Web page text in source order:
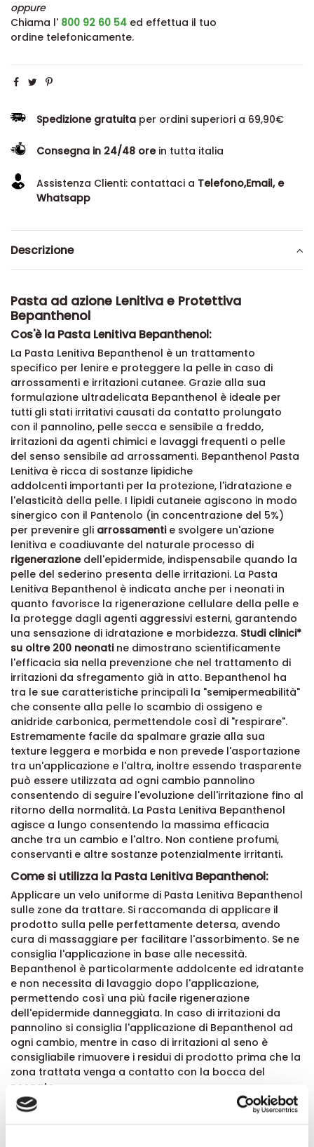
oppure
Chiama l' 800 92 60 54 ed effettua il tuo
ordine telefonicamente.
Spedizione gratuita per ordini superiori a 69,90€
Consegna in 24/48 orein tutta italia
Assistenza Clienti: contattaci a Telefono,Email, e
Whatsapp
Descrizione
Pasta ad azione Lenitiva e Protettiva
Bepanthenol
Cos'è la Pasta Lenitiva Bepanthenol:
La Pasta Lenitiva Bepanthenol è un trattamento
specifico per lenire e proteggere la pelle in caso di
arrossamenti e irritazioni cutanee. Grazie alla sua
formulazione ultradelicata Bepanthenol è ideale per
tutti gli stati irritativi causati da contatto prolungato
con il pannolino, pelle secca e sensibile a freddo,
irritazioni da agenti chimici e lavaggi frequenti o pelle
del senso sensibile ad arrossamenti. Bepanthenol Pasta
Lenitiva è ricca di sostanze lipidiche
addolcenti importanti per la protezione, l'idratazione e
l'elasticità della pelle. I lipidi cutaneie agiscono in modo
sinergico con il Pantenolo (in concentrazione del 5%)
per prevenire gli arrossamentie svolgere un'azione
lenitiva e coadiuvante del naturale processo di
rigenerazionedell'epidermide, indispensabile quando la
pelle del sederino presenta delle irritazioni. La Pasta
Lenitiva Bepanthenol è indicata anche per i neonati in
quanto favorisce la rigenerazione cellulare della pelle e
la protegge dagli agenti aggressivi esterni, garantendo
una sensazione di idratazione e morbidezza. Studi clinici*
su oltre 200 neonatine dimostrano scientificamente
l'efficacia sia nella prevenzione che nel trattamento di
irritazioni da sfregamento già in atto. Bepanthenol ha
tra le sue caratteristiche principali la "semipermeabilità"
che consente alla pelle lo scambio di ossigeno e
anidride carbonica, permettendole così di "respirare".
Estremamente facile da spalmare grazie alla sua
texture leggera e morbida e non prevede l'asportazione
tra un'applicazione e l'altra, inoltre essendo trasparente
può essere utilizzata ad ogni cambio pannolino
consentendo di seguire l'evoluzione dell'irritazione fino al
ritorno della normalità. La Pasta Lenitiva Bepanthenol
agisce a lungo consentendo la massima efficacia
anche tra un cambio e l'altro. Non contiene profumi,
conservanti e altre sostanze potenzialmente irritanti.
Come si utilizza la Pasta Lenitiva Bepanthenol:
Applicare un velo uniforme di Pasta Lenitiva Bepanthenol
sulle zone da trattare. Si raccomanda di applicare il
prodotto sulla pelle perfettamente detersa, avendo
cura di massaggiare per facilitare l'assorbimento. Se ne
consiglia l'applicazione in base alle necessità.
Bepanthenol è particolarmente addolcente ed idratante
e non necessita di lavaggio dopo l'applicazione,
permettendo così una più facile rigenerazione
dell'epidermide danneggiata. In caso di irritazioni da
pannolino si consiglia l'applicazione di Bepanthenol ad
ogni cambio, mentre in caso di irritazioni al seno è
consigliabile rimuovere i residui di prodotto prima che la
zona trattata venga a contatto con la bocca del
neonato.
Cosa contiene Bepanthenol:
aqua; lanolin; paraffinum liquidum; petrolatum;